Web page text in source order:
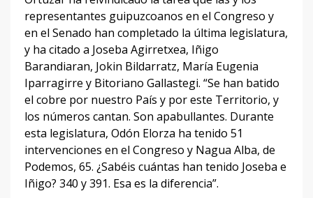
representantes guipuzcoanos en el Congreso y
en el Senado han completado la última legislatura,
y ha citado a Joseba Agirretxea, Iñigo
Barandiaran, Jokin Bildarratz, María Eugenia
Iparragirre y Bitoriano Gallastegi. “Se han batido
el cobre por nuestro País y por este Territorio, y
los números cantan. Son apabullantes. Durante
esta legislatura, Odón Elorza ha tenido 51
intervenciones en el Congreso y Nagua Alba, de
Podemos, 65. ¿Sabéis cuántas han tenido Joseba e
Iñigo? 340 y 391. Esa es la diferencia”.